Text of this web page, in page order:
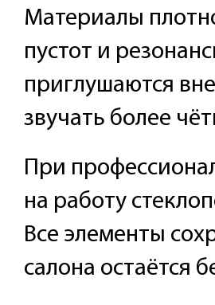
Материалы
пустот и
приглушаются
звучать более
При
на работу
Все элементы
салона остаётся